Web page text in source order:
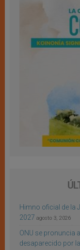
Himno oficial de la
2027 agosto 3, 2026
ONU se pronuncia
desaparecido por